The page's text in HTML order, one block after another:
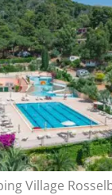
Village